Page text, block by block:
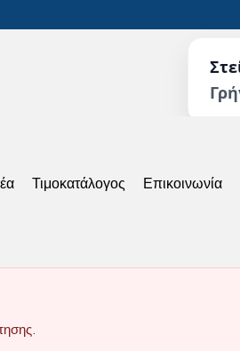
Τιμοκατάλογος Επικοινωνία